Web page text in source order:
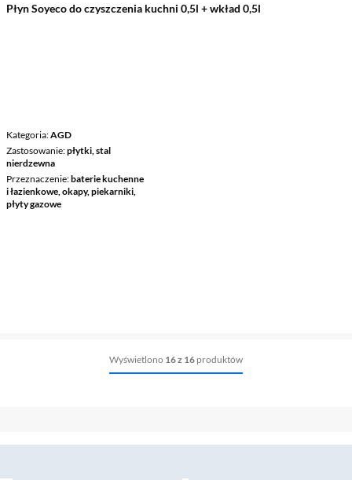
Płyn Soyeco do czyszczenia kuchni 0,5l + wkład 0,5l
Kategoria AGD
Zastosowanie płytki, stal
nierdzewna
Przeznaczenie baterie kuchenne
i łazienkowe, okapy, piekarniki,
płyty gazowe
Wyświetlono 16 z 16 produktów